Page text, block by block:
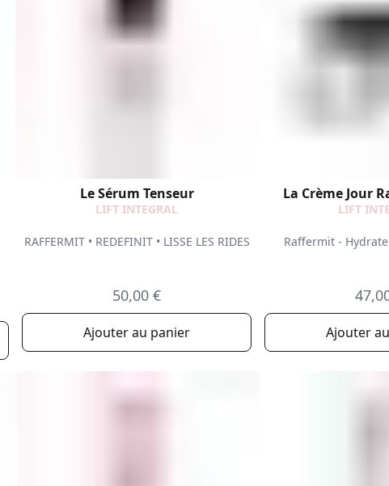
Le Sérum Tenseur
LIFT INTEGRAL
RAFFERMIT • REDEFINIT • LISSE LES RIDES
50,00 €
Ajouter au panier
La Crème Jour
LIFT
Raffermit -
Ajouter